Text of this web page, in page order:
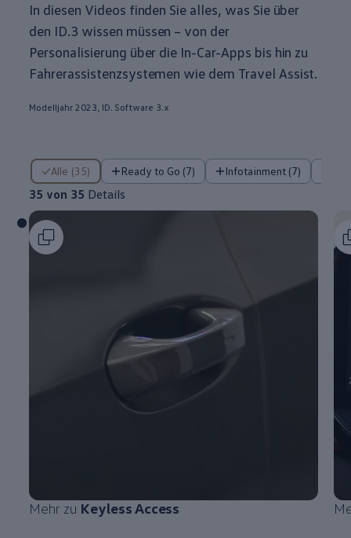
In diesen Videos finden Sie alles, was Sie über
den ID.3 wissen müssen – von der
Personalisierung über die In-Car-Apps bis hin zu
Fahrerassistenzsystemen wie dem Travel Assist.
Modelljahr 2023, ID. Software 3.x
Alle (35) Ready to Go (7) Infotainment (7)
35 von 35 Details
35 von 35 Details
Mehr zu Keyless Access